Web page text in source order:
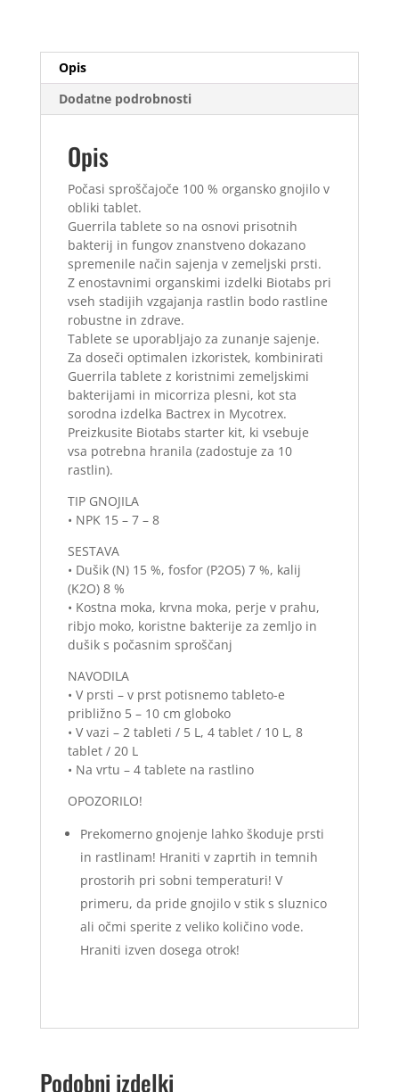
Opis
Dodatne podrobnosti
Opis
Počasi sproščajoče 100 % organsko gnojilo v
obliki tablet.
Guerrila tablete so na osnovi prisotnih
bakterij in fungov znanstveno dokazano
spremenile način sajenja v zemeljski prsti.
Z enostavnimi organskimi izdelki Biotabs pri
vseh stadijih vzgajanja rastlin bodo rastline
robustne in zdrave.
Tablete se uporabljajo za zunanje sajenje.
Za doseči optimalen izkoristek, kombinirati
Guerrila tablete z koristnimi zemeljskimi
bakterijami in micorriza plesni, kot sta
sorodna izdelka Bactrex in Mycotrex.
Preizkusite Biotabs starter kit, ki vsebuje
vsa potrebna hranila (zadostuje za 10
rastlin).
TIP GNOJILA
• NPK 15 – 7 – 8
SESTAVA
• Dušik (N) 15 %, fosfor (P2O5) 7 %, kalij
(K2O) 8 %
• Kostna moka, krvna moka, perje v prahu,
ribjo moko, koristne bakterije za zemljo in
dušik s počasnim sproščanj
NAVODILA
• V prsti – v prst potisnemo tableto-e
približno 5 – 10 cm globoko
• V vazi – 2 tableti / 5 L, 4 tablet / 10 L, 8
tablet / 20 L
• Na vrtu – 4 tablete na rastlino
OPOZORILO!
Prekomerno gnojenje lahko škoduje prsti
in rastlinam! Hraniti v zaprtih in temnih
prostorih pri sobni temperaturi! V
primeru, da pride gnojilo v stik s sluznico
ali očmi sperite z veliko količino vode.
Hraniti izven dosega otrok!
Podobni izdelki